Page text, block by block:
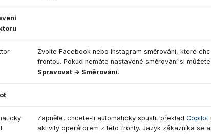
Zvolte Facebook nebo Instagram směrování, které
frontou. Pokud nemáte nastavené směrování si
Spravovat → Směrování.
Zapněte, chcete-li automaticky spustit překlad Copilot
aktivity operátorem z této fronty. Jazyk zákazníka se